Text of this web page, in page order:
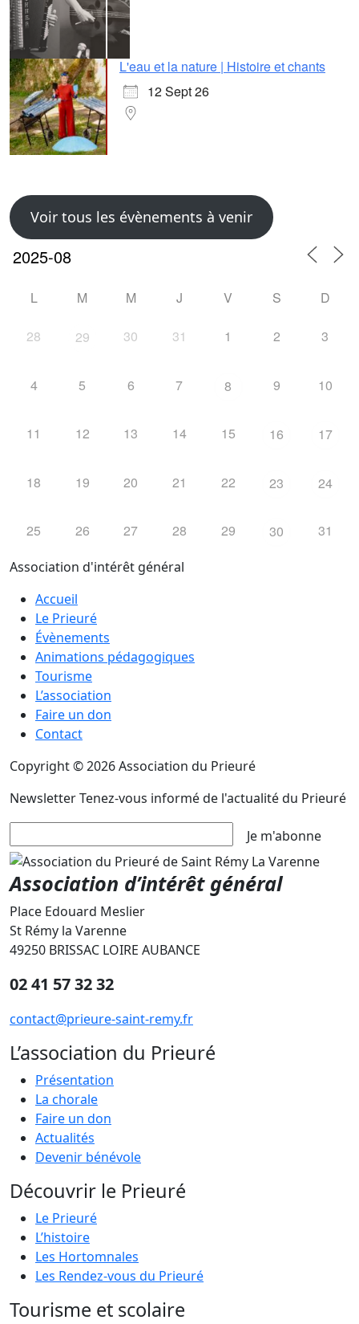
L'eau et la nature | Histoire et chants
12 Sept 26
Voir tous les évènements à venir
L M M J V S D
28 29 30 31 1 2 3
4 5 6 7 8 9 10
11 12 13 14 15 16 17
18 19 20 21 22 23 24
25 26 27 28 29 30 31
Association d'intérêt général
Accueil
Le Prieuré
Évènements
Animations pédagogiques
Tourisme
L’association
Faire un don
Contact
Copyright © 2026 Association du Prieuré
NewsletterTenez-vous informé de l'actualité du Prieuré
Je m'abonne
Association d’intérêt général
Place Edouard Meslier
St Rémy la Varenne
49250 BRISSAC LOIRE AUBANCE
02 41 57 32 32
contact@prieure-saint-remy.fr
L’association du Prieuré
Présentation
La chorale
Faire un don
Actualités
Devenir bénévole
Découvrir le Prieuré
Le Prieuré
L’histoire
Les Hortomnales
Les Rendez-vous du Prieuré
Tourisme et scolaire